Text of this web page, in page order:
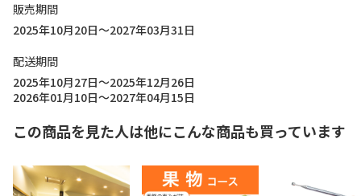
販売期間
2025年10月20日～2027年03月31日
配送期間
2025年10月27日～2025年12月26日
2026年01月10日～2027年04月15日
この商品を見た人は他にこんな商品も買っています